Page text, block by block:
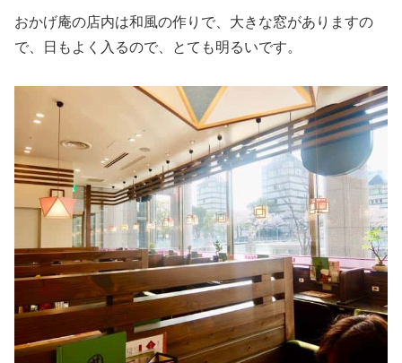
おかげ庵の店内は和風の作りで、大きな窓がありますの
で、日もよく入るので、とても明るいです。